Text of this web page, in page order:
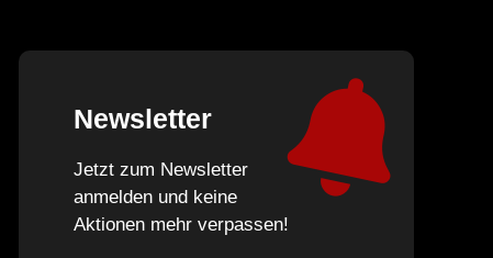
Newsletter
Jetzt zum Newsletter
anmelden und keine
Aktionen mehr verpassen!